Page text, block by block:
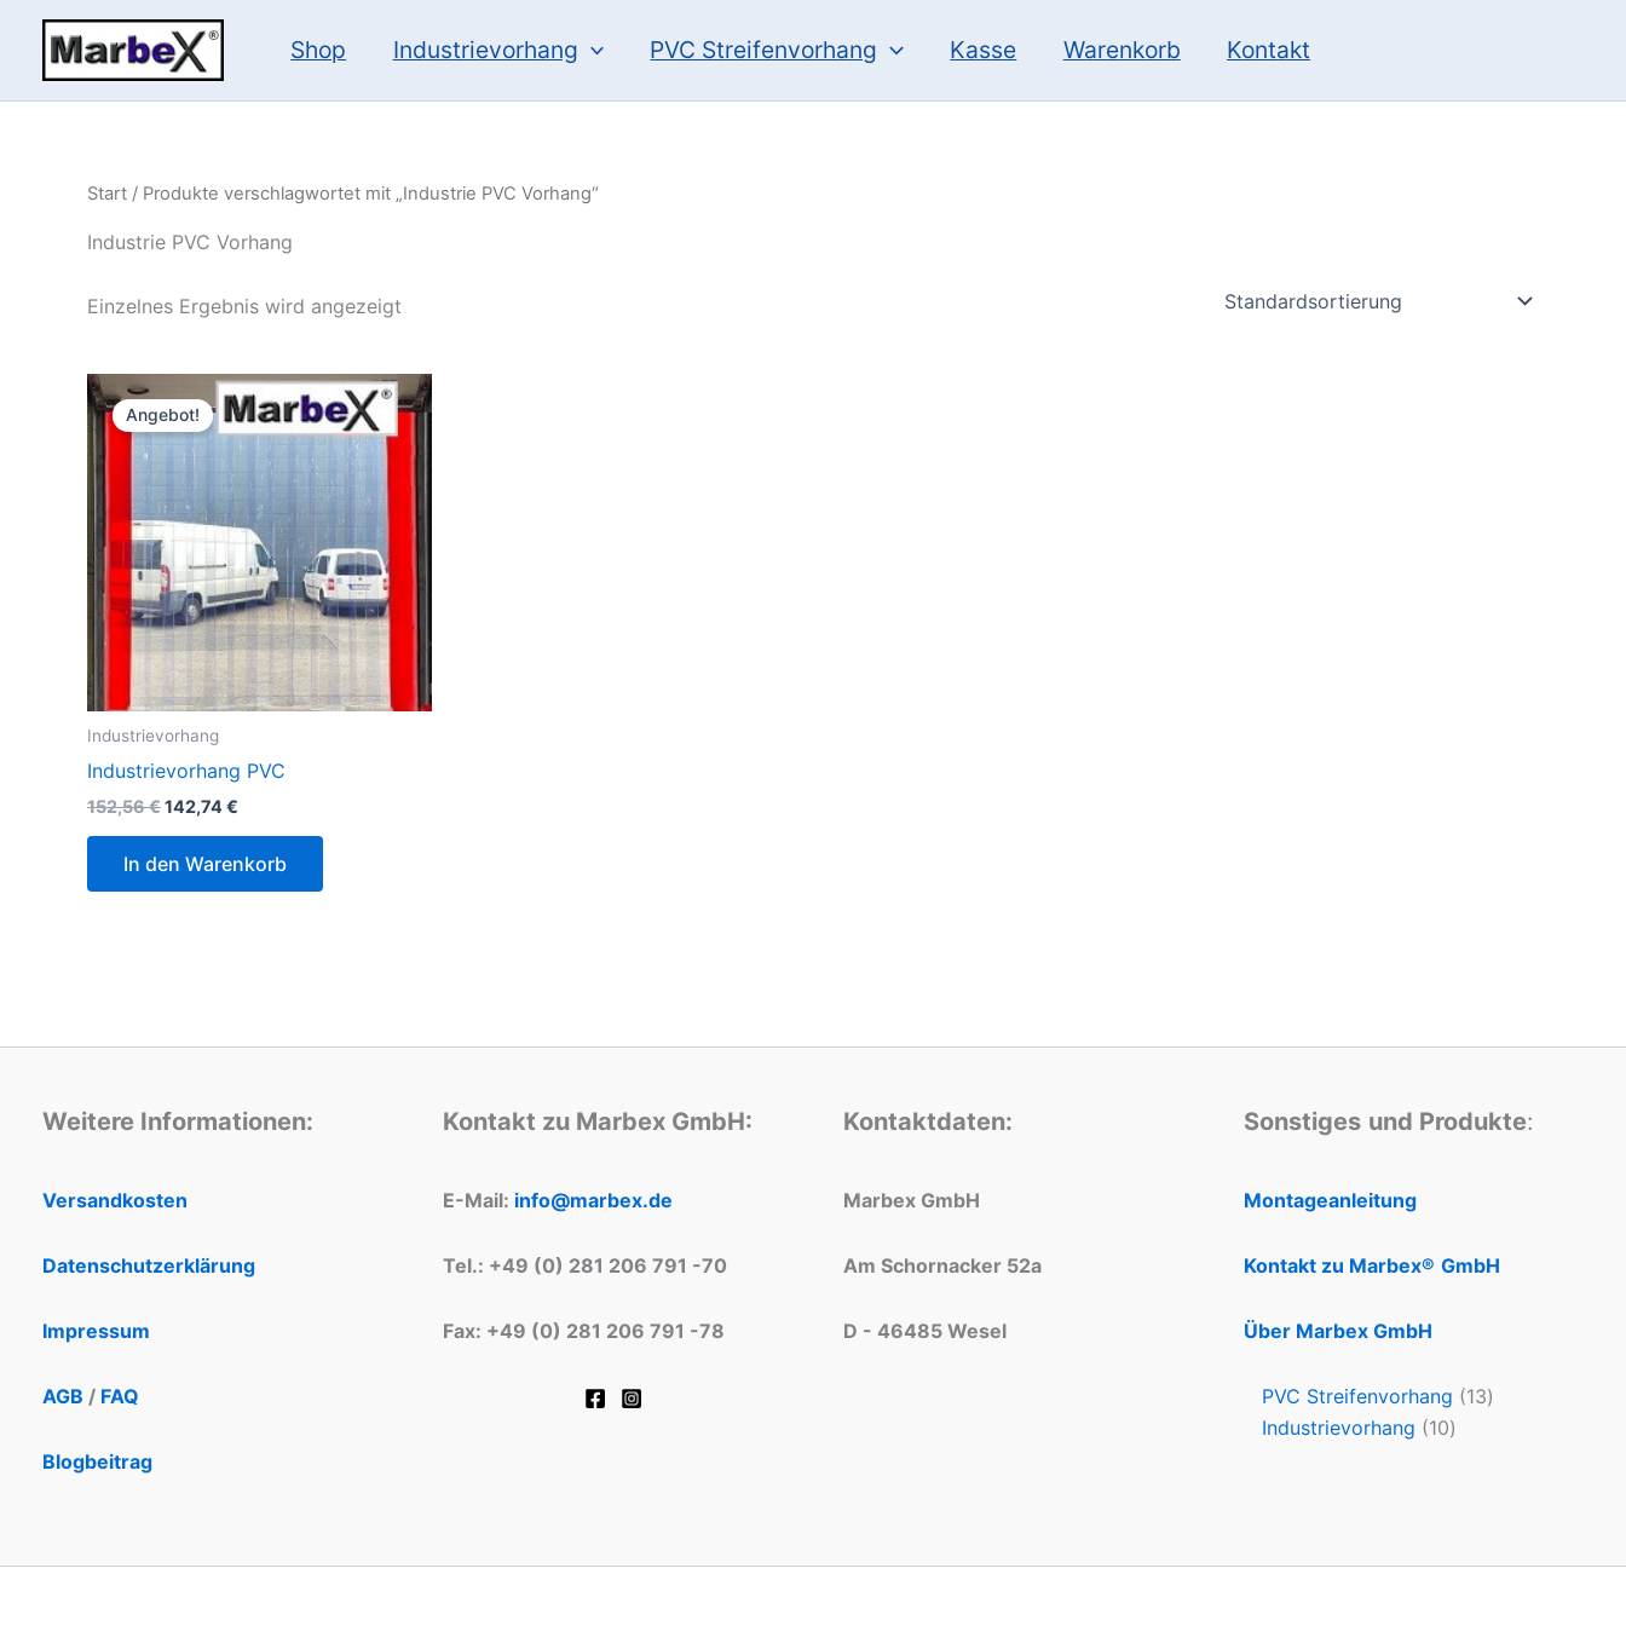
springen
Shop Industrievorhang PVC Streifenvorhang Kasse Warenkorb Kontakt
Start / Produkte verschlagwortet mit „Industrie PVC Vorhang“
Industrie PVC Vorhang
Einzelnes Ergebnis wird angezeigt
Angebot!
Industrievorhang
Industrievorhang PVC
152,56€
Ursprünglicher
Preis
war:
152,56 €
142,74€
Aktueller
Preis
ist:
142,74 €.
In den Warenkorb
Weitere Informationen:
Versandkosten
Datenschutzerklärung
Impressum
AGB / FAQ
Blogbeitrag
Kontakt zu Marbex GmbH:
E-Mail: info@marbex.de
Tel.: +49 (0) 281 206 791 -70
Fax: +49 (0) 281 206 791 -78
Kontaktdaten:
Marbex GmbH
Am Schornacker 52a
D - 46485 Wesel
Sonstiges und Produkte:
Montageanleitung
Kontakt zu Marbex® GmbH
Über Marbex GmbH
PVC Streifenvorhang 13
Industrievorhang 10